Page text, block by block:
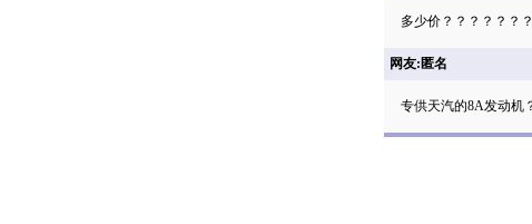
多少价？？？？？？
网友:匿名
专供天汽的8A发动机